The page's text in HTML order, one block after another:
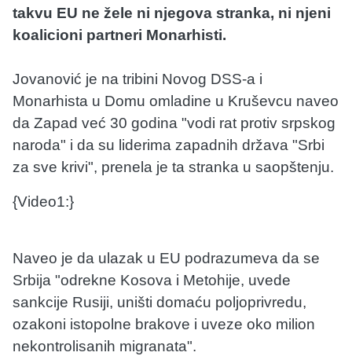
takvu EU ne žele ni njegova stranka, ni njeni
koalicioni partneri Monarhisti.
Jovanović je na tribini Novog DSS-a i
Monarhista u Domu omladine u Kruševcu naveo
da Zapad već 30 godina "vodi rat protiv srpskog
naroda" i da su liderima zapadnih država "Srbi
za sve krivi", prenela je ta stranka u saopštenju.
{Video1:}
Naveo je da ulazak u EU podrazumeva da se
Srbija "odrekne Kosova i Metohije, uvede
sankcije Rusiji, uništi domaću poljoprivredu,
ozakoni istopolne brakove i uveze oko milion
nekontrolisanih migranata".